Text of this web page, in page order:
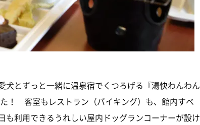
とずっと一緒に温泉宿でくつろげる『湯快わんわん
！ 客室もレストラン（バイキング）も、館内すべ
利用できるうれしい屋内ドッグランコーナーが設け